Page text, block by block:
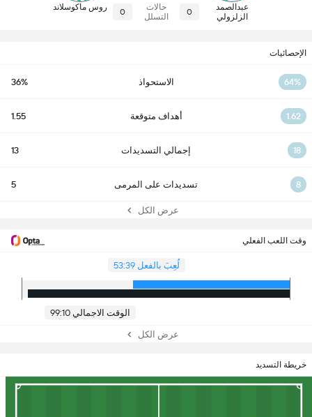
عبدالصمد
الزلزولي
0
حالات
التسلل
0 روس ماكوسلاند
الإحصائيات
64% الاستحواذ 36%
1.62 أهداف متوقعة 1.55
18 إجمالي التسديدات 13
8 تسديدات على المرمى 5
عرض الكل
وقت اللعب الفعلي
لُعِبَ بالفعل 53:39
الوقت الاجمالي 99:10
عرض الكل
خريطة التسديد